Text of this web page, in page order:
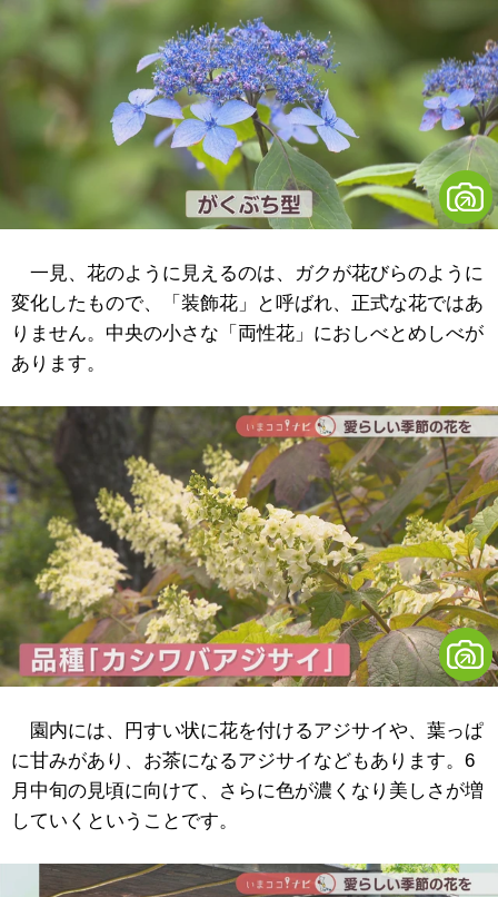
一見、花のように見えるのは、ガクが花びらのように
変化したもので、「装飾花」と呼ばれ、正式な花ではあ
りません。中央の小さな「両性花」におしべとめしべが
あります。
園内には、円すい状に花を付けるアジサイや、葉っぱ
に甘みがあり、お茶になるアジサイなどもあります。6
月中旬の見頃に向けて、さらに色が濃くなり美しさが増
していくということです。